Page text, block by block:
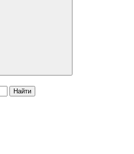
Найти